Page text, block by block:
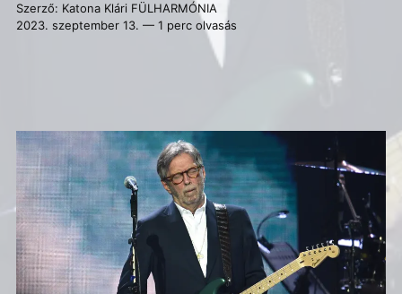
Szerző: Katona Klári FÜLHARMÓNIA
2023. szeptember 13. — 1 perc olvasás